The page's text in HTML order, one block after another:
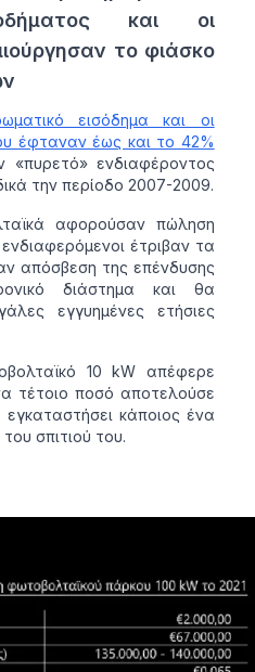
και οι
το φιάσκο
εισόδημα και οι
έφταναν έως και το 42%
«πυρετό» ενδιαφέροντος
την περίοδο 2007-2009.
αφορούσαν πώληση
έτριβαν τα
απόσβεση της επένδυσης
διάστημα και θα
εγγυημένες ετήσιες
10 kW απέφερε
τέτοιο ποσό αποτελούσε
κάποιος ένα
σπιτιού του.